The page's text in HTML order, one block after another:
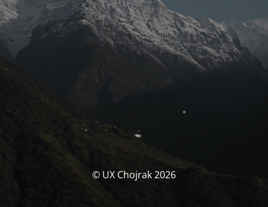
© UX Chojrak 2026